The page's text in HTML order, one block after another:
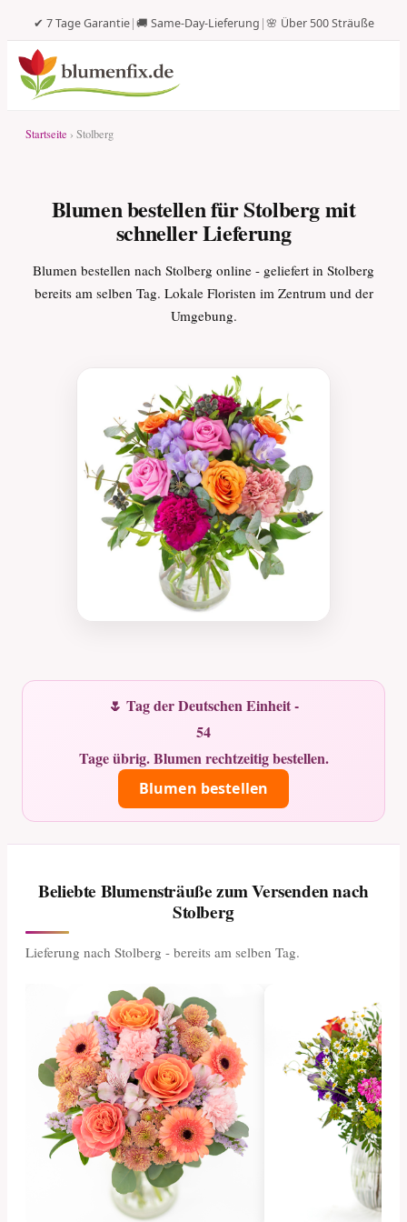
✔ 7 Tage Garantie|🚚 Same-Day-Lieferung |🌸 Über 500 Sträuße
Startseite › Stolberg
Blumen bestellen für Stolberg mit
schneller Lieferung
Blumen bestellen nach Stolberg online - geliefert in Stolberg
bereits am selben Tag. Lokale Floristen im Zentrum und der
Umgebung.
🌷 Tag der Deutschen Einheit -
54
Tage übrig. Blumen rechtzeitig bestellen.
Blumen bestellen
Beliebte Blumensträuße zum Versenden nach
Stolberg
Lieferung nach Stolberg - bereits am selben Tag.